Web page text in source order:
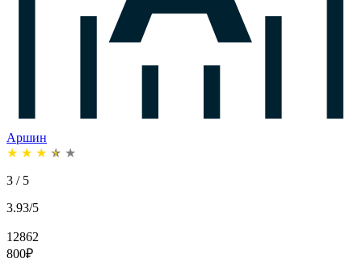
Аршин
★ ★ ★ ★ ★
3 / 5
3.93/5
12862
800₽